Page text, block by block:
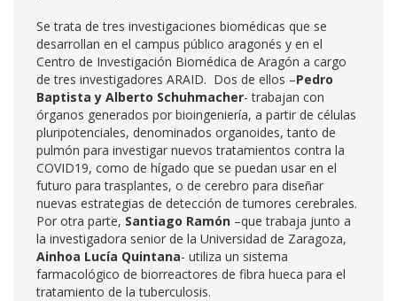
Se trata de tres investigaciones biomédicas que se
desarrollan en el campus público aragonés y en el
Centro de Investigación Biomédica de Aragón a cargo
de tres investigadores ARAID. Dos de ellos –Pedro
Baptista y Alberto Schuhmacher- trabajan con
órganos generados por bioingeniería, a partir de células
pluripotenciales, denominados organoides, tanto de
pulmón para investigar nuevos tratamientos contra la
COVID19, como de hígado que se puedan usar en el
futuro para trasplantes, o de cerebro para diseñar
nuevas estrategias de detección de tumores cerebrales.
Por otra parte, Santiago Ramón –que trabaja junto a
la investigadora senior de la Universidad de Zaragoza,
Ainhoa Lucía Quintana- utiliza un sistema
farmacológico de biorreactores de fibra hueca para el
tratamiento de la tuberculosis.